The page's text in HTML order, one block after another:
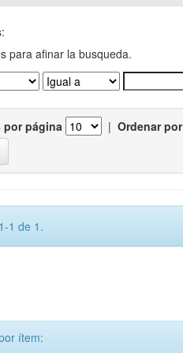
para afinar la busqueda.
por página | Ordenar por
1 de 1.
ítem: